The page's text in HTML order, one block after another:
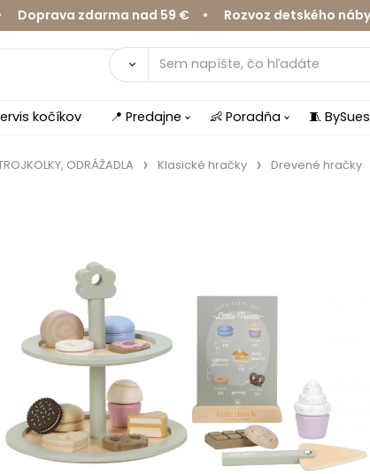
zdarma nad 59 € • Rozvoz detského
kočíkov 📍 Predajne 👶 Poradňa 🧵
ODRÁŽADLA Klasické hračky Drevené hračky